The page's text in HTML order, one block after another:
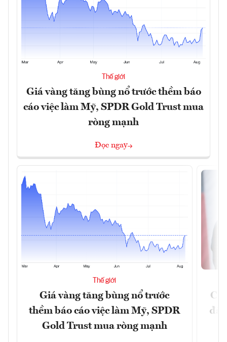
Thế giới
Giá vàng tăng bùng nổ trước thềm báo
cáo việc làm Mỹ, SPDR Gold Trust mua
ròng mạnh
Đọc ngay
Thế giới
Giá vàng tăng bùng nổ trước
thềm báo cáo việc làm Mỹ, SPDR
Gold Trust mua ròng mạnh
đã